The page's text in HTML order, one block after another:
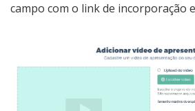
campo com o link de incorporação